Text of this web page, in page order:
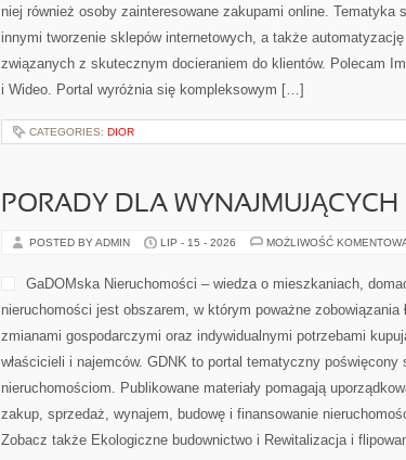
niej również osoby zainteresowane zakupami online. Tematyka
innymi tworzenie sklepów internetowych, a także
związanych z skutecznym docieraniem do klientów. Polecam
i Wideo. Portal wyróżnia się kompleksowym […]
CATEGORIES: DIOR
PORADY DLA WYNAJMUJĄCYCH
POSTED BY ADMIN LIP - 15 - 2026 MOŻLIWOŚĆ
GaDOMska Nieruchomości – wiedza o mieszkaniach,
nieruchomości jest obszarem, w którym poważne zobowiązania
zmianami gospodarczymi oraz indywidualnymi potrzebami
właścicieli i najemców. GDNK to portal tematyczny poświęcony
nieruchomościom. Publikowane materiały pomagają
zakup, sprzedaż, wynajem, budowę i finansowanie
Zobacz także Ekologiczne budownictwo i Rewitalizacja i